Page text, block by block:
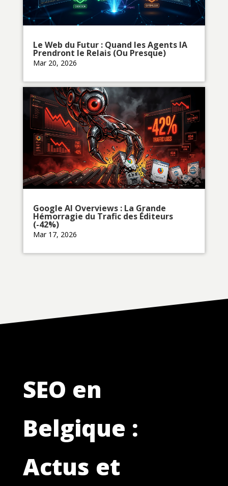
Le Web du Futur : Quand les Agents IA
Prendront le Relais (Ou Presque)
Mar 20, 2026
Google AI Overviews : La Grande
Hémorragie du Trafic des Éditeurs
(-42%)
Mar 17, 2026
SEO en
Belgique :
Actus et